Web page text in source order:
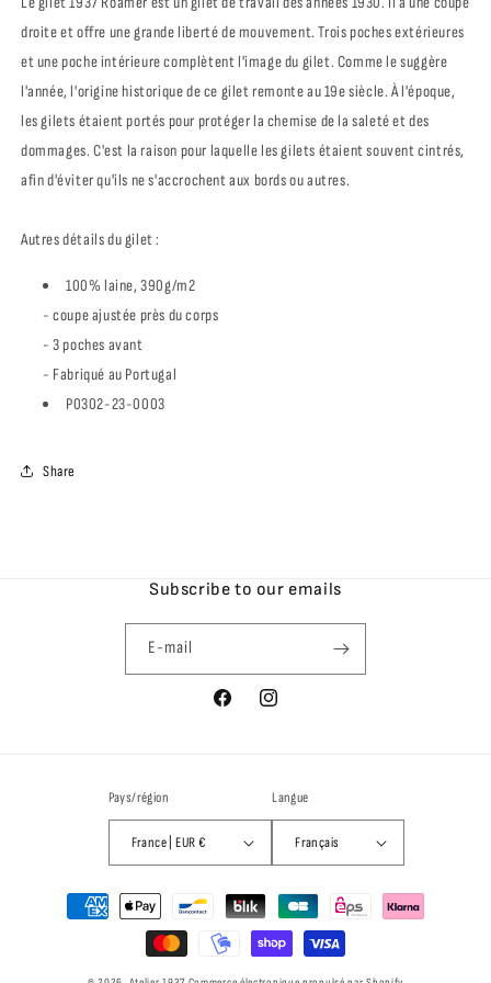
droite et offre une grande liberté de mouvement. Trois poches extérieures
et une poche intérieure complètent l'image du gilet. Comme le suggère
l'année, l'origine historique de ce gilet remonte au 19e siècle. À l'époque,
les gilets étaient portés pour protéger la chemise de la saleté et des
dommages. C'est la raison pour laquelle les gilets étaient souvent cintrés,
afin d'éviter qu'ils ne s'accrochent aux bords ou autres.
Autres détails du gilet :
100% laine, 390g/m2
- coupe ajustée près du corps
- 3 poches avant
- Fabriqué au Portugal
P0302-23-0003
Share
Subscribe to our emails
E-mail
FacebookInstagram
Pays/région
France | EUR €
Langue
Français
Moyens